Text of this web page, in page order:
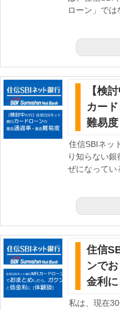
ローン」で
【検
カー
難易度
住信SBIネッ
り知らない
ぜになってい
住信
ンで
金利に
私は、現在